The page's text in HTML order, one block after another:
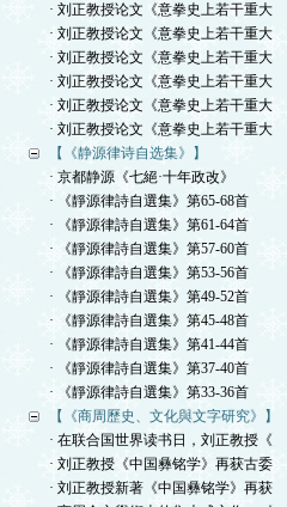
· 刘正教授论文《意拳史上若干重大
· 刘正教授论文《意拳史上若干重大
· 刘正教授论文《意拳史上若干重大
· 刘正教授论文《意拳史上若干重大
· 刘正教授论文《意拳史上若干重大
· 刘正教授论文《意拳史上若干重大
【《静源律诗自选集》】
· 京都静源《七絕·十年政改》
· 《靜源律詩自選集》第65-68首
· 《靜源律詩自選集》第61-64首
· 《靜源律詩自選集》第57-60首
· 《靜源律詩自選集》第53-56首
· 《靜源律詩自選集》第49-52首
· 《靜源律詩自選集》第45-48首
· 《靜源律詩自選集》第41-44首
· 《靜源律詩自選集》第37-40首
· 《靜源律詩自選集》第33-36首
【《商周歷史、文化與文字研究》】
· 在联合国世界读书日，刘正教授《
· 刘正教授《中国彝铭学》再获古委
· 刘正教授新著《中国彝铭学》再获